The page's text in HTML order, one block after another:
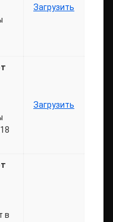
Загрузить
Загрузить
в